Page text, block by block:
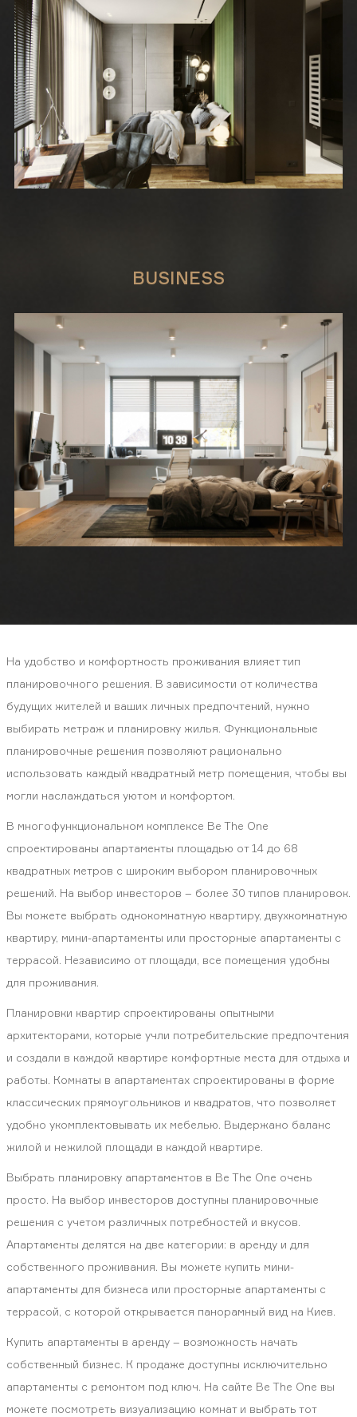
BUSINESS
На удобство и комфортность проживания влияет тип
планировочного решения. В зависимости от количества
будущих жителей и ваших личных предпочтений, нужно
выбирать метраж и планировку жилья. Функциональные
планировочные решения позволяют рационально
использовать каждый квадратный метр помещения, чтобы вы
могли наслаждаться уютом и комфортом.
В многофункциональном комплексе Be The One
спроектированы апартаменты площадью от 14 до 68
квадратных метров с широким выбором планировочных
решений. На выбор инвесторов – более 30 типов планировок.
Вы можете выбрать однокомнатную квартиру, двухкомнатную
квартиру, мини-апартаменты или просторные апартаменты с
террасой. Независимо от площади, все помещения удобны
для проживания.
Планировки квартир спроектированы опытными
архитекторами, которые учли потребительские предпочтения
и создали в каждой квартире комфортные места для отдыха и
работы. Комнаты в апартаментах спроектированы в форме
классических прямоугольников и квадратов, что позволяет
удобно укомплектовывать их мебелью. Выдержано баланс
жилой и нежилой площади в каждой квартире.
Выбрать планировку апартаментов в Be The One очень
просто. На выбор инвесторов доступны планировочные
решения с учетом различных потребностей и вкусов.
Апартаменты делятся на две категории: в аренду и для
собственного проживания. Вы можете купить мини-
апартаменты для бизнеса или просторные апартаменты с
террасой, с которой открывается панорамный вид на Киев.
Купить апартаменты в аренду – возможность начать
собственный бизнес. К продаже доступны исключительно
апартаменты с ремонтом под ключ. На сайте Be The One вы
можете посмотреть визуализацию комнат и выбрать тот